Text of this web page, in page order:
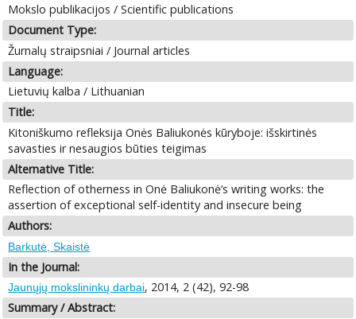
Mokslo publikacijos / Scientific publications
Document Type:
Žurnalų straipsniai / Journal articles
Language:
Lietuvių kalba / Lithuanian
Title:
Kitoniškumo refleksija Onės Baliukonės kūryboje: išskirtinės
savasties ir nesaugios būties teigimas
Alternative Title:
Reflection of otherness in Onė Baliukonė‘s writing works: the
assertion of exceptional self-identity and insecure being
Authors:
Barkutė, Skaistė
In the Journal:
Jaunųjų mokslininkų darbai, 2014, 2 (42), 92-98
Summary / Abstract: